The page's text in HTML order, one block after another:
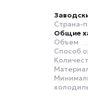
Страна-
Общие
Объем
Способ